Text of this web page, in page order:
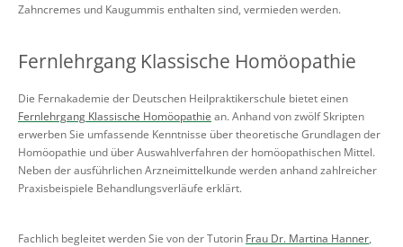
Zahncremes und Kaugummis enthalten sind, vermieden werden.
Fernlehrgang Klassische Homöopathie
Die Fernakademie der Deutschen Heilpraktikerschule bietet einen
Fernlehrgang Klassische Homöopathie an. Anhand von zwölf Skripten
erwerben Sie umfassende Kenntnisse über theoretische Grundlagen der
Homöopathie und über Auswahlverfahren der homöopathischen Mittel.
Neben der ausführlichen Arzneimittelkunde werden anhand zahlreicher
Praxisbeispiele Behandlungsverläufe erklärt.
Fachlich begleitet werden Sie von der Tutorin Frau Dr. Martina Hanner,